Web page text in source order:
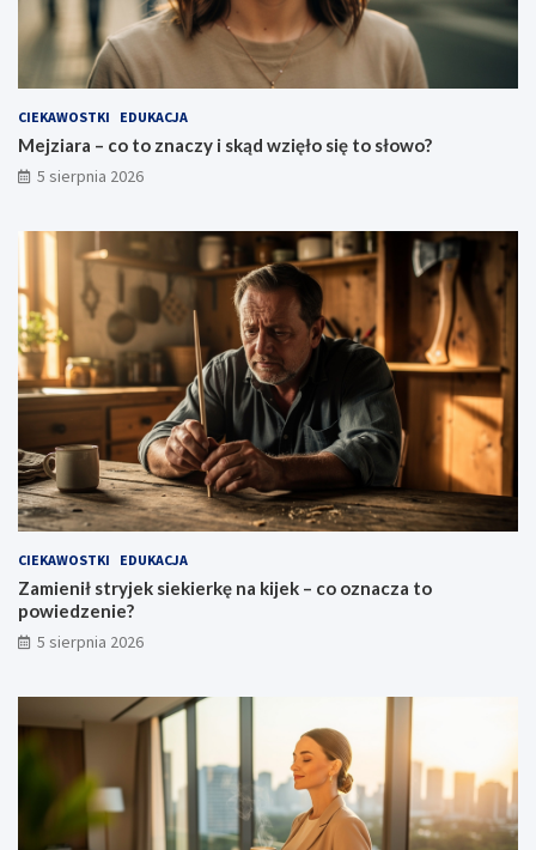
CIEKAWOSTKI EDUKACJA
Mejziara – co to znaczy i skąd wzięło się to słowo?
5 sierpnia 2026
CIEKAWOSTKI EDUKACJA
Zamienił stryjek siekierkę na kijek – co oznacza to
powiedzenie?
5 sierpnia 2026